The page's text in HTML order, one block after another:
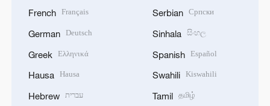
French Français
German Deutsch
Greek Ελληνικά
Hausa Hausa
Hebrew עברית
Serbian Српски
Sinhala සිංහල
Spanish Español
Swahili Kiswahili
Tamil தமிழ்